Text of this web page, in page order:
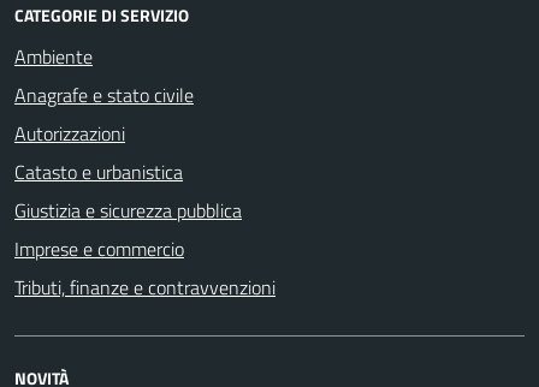
CATEGORIE DI SERVIZIO
Ambiente
Anagrafe e stato civile
Autorizzazioni
Catasto e urbanistica
Giustizia e sicurezza pubblica
Imprese e commercio
Tributi, finanze e contravvenzioni
NOVITÀ